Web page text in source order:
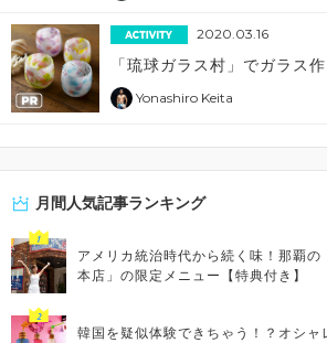
2020.03.16
「琉球ガラス村」でガラス作
Yonashiro Keita
月間人気記事ランキング
アメリカ統治時代から続く味！那覇
本店」の限定メニュー【特典付き】
韓国を疑似体験できちゃう！？オシャ